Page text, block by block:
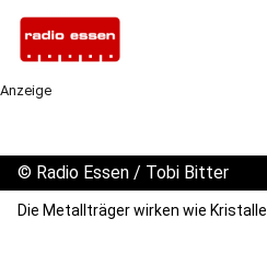
Anzeige
© Radio Essen / Tobi Bitter
Die Metallträger wirken wie Kristalle